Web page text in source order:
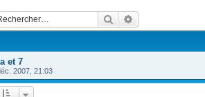
Rechercher
et 7
2007, 21:03